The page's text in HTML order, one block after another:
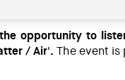
opportunity to
/ Air'. The event is